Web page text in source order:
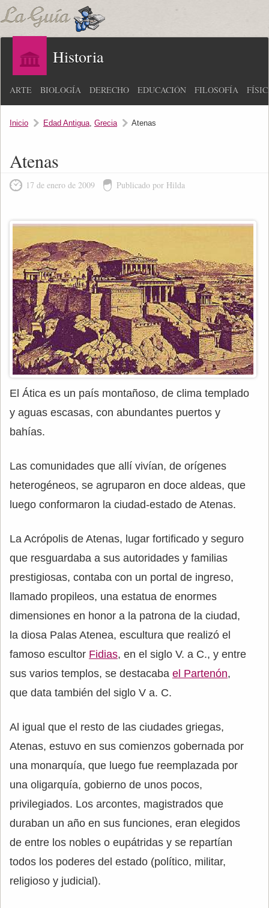
Historia
ARTE BIOLOGÍA DERECHO EDUCACIÓN FILOSOFÍA
Inicio Edad Antigua, Grecia Atenas
Atenas
17 de enero de 2009 Publicado por Hilda
El Ática es un país montañoso, de clima templado
y aguas escasas, con abundantes puertos y
bahías.
Las comunidades que allí vivían, de orígenes
heterogéneos, se agruparon en doce aldeas, que
luego conformaron la ciudad-estado de Atenas.
La Acrópolis de Atenas, lugar fortificado y seguro
que resguardaba a sus autoridades y familias
prestigiosas, contaba con un portal de ingreso,
llamado propileos, una estatua de enormes
dimensiones en honor a la patrona de la ciudad,
la diosa Palas Atenea, escultura que realizó el
famoso escultor Fidias, en el siglo V. a C., y entre
sus varios templos, se destacaba el Partenón,
que data también del siglo V a. C.
Al igual que el resto de las ciudades griegas,
Atenas, estuvo en sus comienzos gobernada por
una monarquía, que luego fue reemplazada por
una oligarquía, gobierno de unos pocos,
privilegiados. Los arcontes, magistrados que
duraban un año en sus funciones, eran elegidos
de entre los nobles o eupátridas y se repartían
todos los poderes del estado (político, militar,
religioso y judicial).